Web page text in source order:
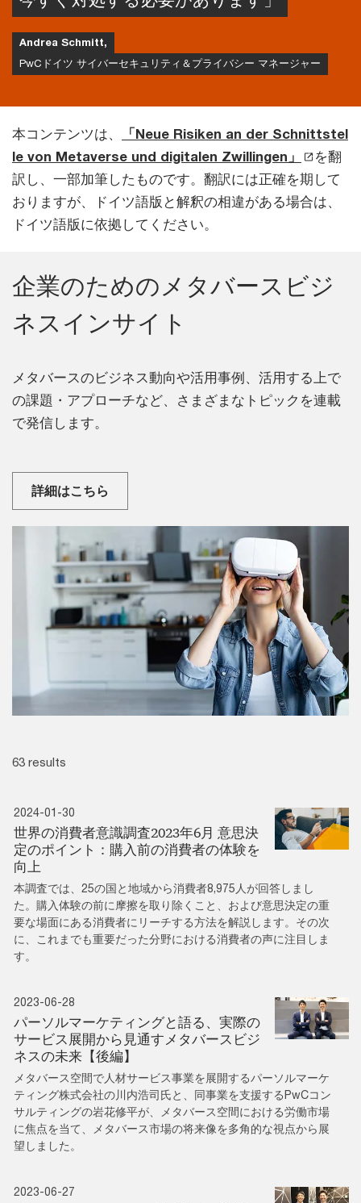
Andrea Schmitt,
PwCドイツ サイバーセキュリティ＆プライバシー マネージャー
本コンテンツは、
「Neue Risiken an der Schnittstel
le von Metaverse und digitalen Zwillingen」
を翻
訳し、一部加筆したものです。翻訳には正確を期して
おりますが、ドイツ語版と解釈の相違がある場合は、
ドイツ語版に依拠してください。
企業のためのメタバースビジ
ネスインサイト
メタバースのビジネス動向や活用事例、活用する上で
の課題・アプローチなど、さまざまなトピックを連載
で発信します。
詳細はこちら
63 results
2024-01-30
世界の消費者意識調査2023年6月 意思決
定のポイント：購入前の消費者の体験を
向上
本調査では、25の国と地域から消費者8,975人が回答しまし
た。購入体験の前に摩擦を取り除くこと、および意思決定の重
要な場面にある消費者にリーチする方法を解説します。その次
に、これまでも重要だった分野における消費者の声に注目しま
す。
2023-06-28
パーソルマーケティングと語る、実際の
サービス展開から見通すメタバースビジ
ネスの未来【後編】
メタバース空間で人材サービス事業を展開するパーソルマーケ
ティング株式会社の川内浩司氏と、同事業を支援するPwCコン
サルティングの岩花修平が、メタバース空間における労働市場
に焦点を当て、メタバース市場の将来像を多角的な視点から展
望しました。
2023-06-27